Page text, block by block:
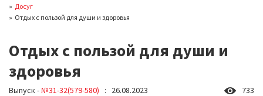
Досуг
Отдых с пользой для души и здоровья
Отдых с пользой для души и
здоровья
Выпуск -№31-32(579-580) : 26.08.2023 733